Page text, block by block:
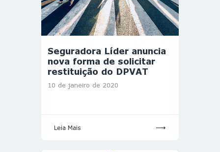
Seguradora Líder anuncia
nova forma de solicitar
restituição do DPVAT
10 de janeiro de 2020
Leia Mais